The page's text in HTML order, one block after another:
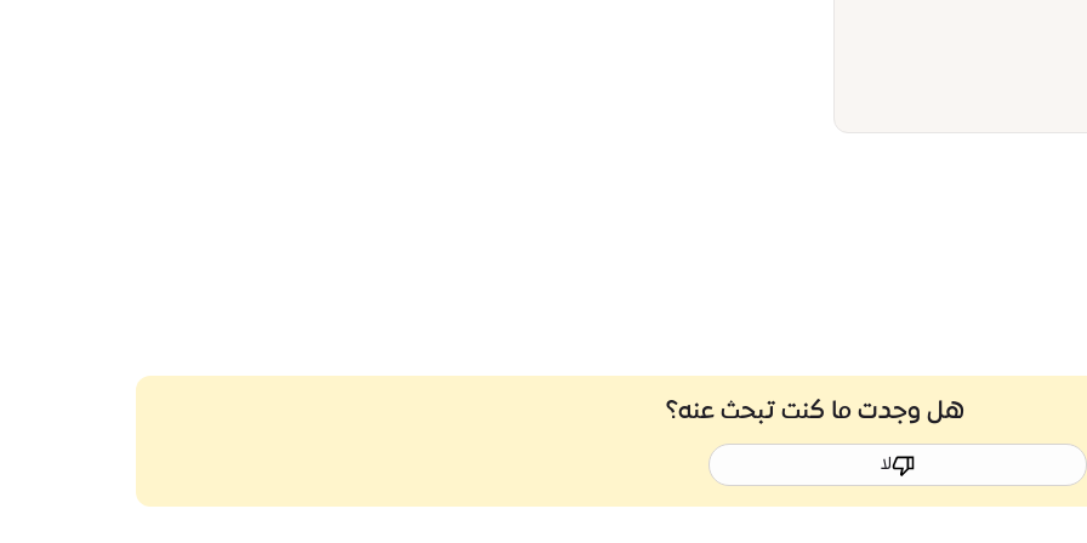
هل وجدت ما كنت تبحث عنه؟
لا